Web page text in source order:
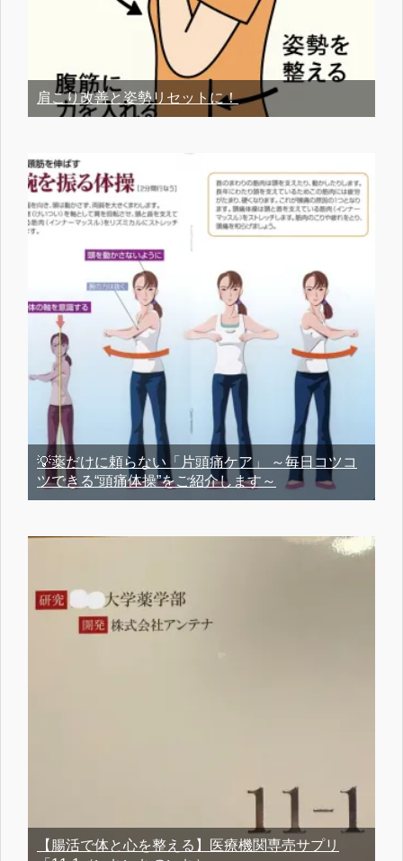
肩こり改善と姿勢リセットに！
💡薬だけに頼らない「片頭痛ケア」 ～毎日コツコ
ツできる“頭痛体操”をご紹介します～
【腸活で体と心を整える】医療機関専売サプリ